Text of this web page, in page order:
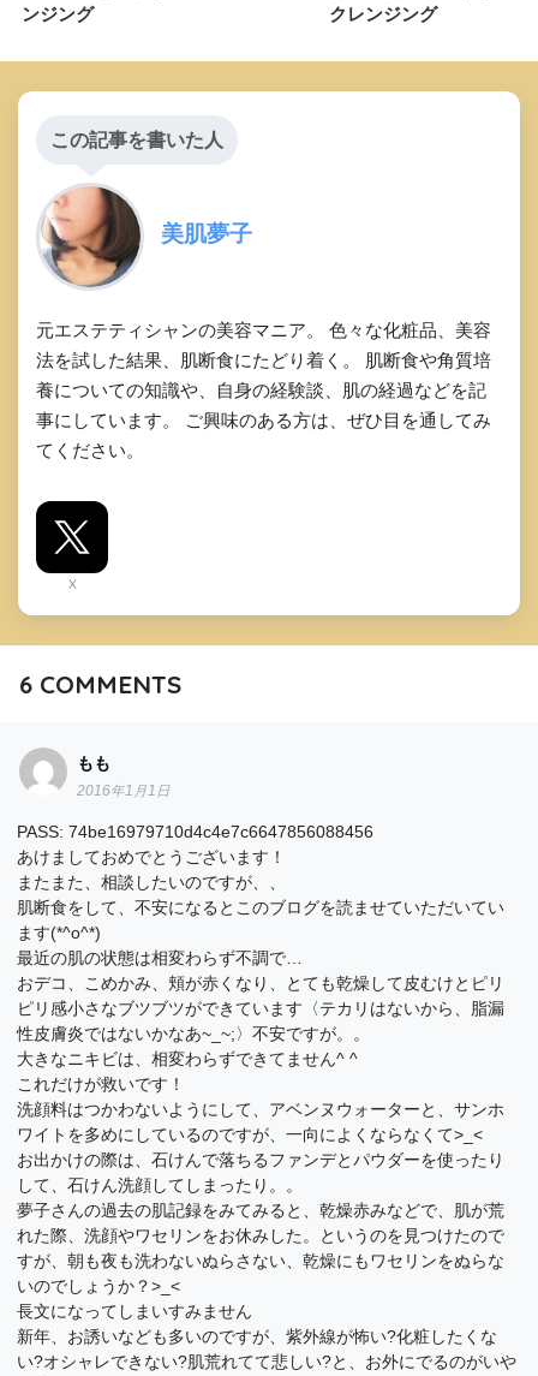
ンジング
クレンジング
この記事を書いた人
美肌夢子
元エステティシャンの美容マニア。 色々な化粧品、美容
法を試した結果、肌断食にたどり着く。 肌断食や角質培
養についての知識や、自身の経験談、肌の経過などを記
事にしています。 ご興味のある方は、ぜひ目を通してみ
てください。
X
6COMMENTS
もも
2016年1月1日
PASS: 74be16979710d4c4e7c6647856088456
あけましておめでとうございます！
またまた、相談したいのですが、、
肌断食をして、不安になるとこのブログを読ませていただいてい
ます(*^o^*)
最近の肌の状態は相変わらず不調で…
おデコ、こめかみ、頬が赤くなり、とても乾燥して皮むけとピリ
ピリ感小さなブツブツができています〈テカリはないから、脂漏
性皮膚炎ではないかなあ~_~;〉不安ですが。。
大きなニキビは、相変わらずできてません^ ^
これだけが救いです！
洗顔料はつかわないようにして、アベンヌウォーターと、サンホ
ワイトを多めにしているのですが、一向によくならなくて>_<
お出かけの際は、石けんで落ちるファンデとパウダーを使ったり
して、石けん洗顔してしまったり。。
夢子さんの過去の肌記録をみてみると、乾燥赤みなどで、肌が荒
れた際、洗顔やワセリンをお休みした。というのを見つけたので
すが、朝も夜も洗わないぬらさない、乾燥にもワセリンをぬらな
いのでしょうか？>_<
長文になってしまいすみません
新年、お誘いなども多いのですが、紫外線が怖い?化粧したくな
い?オシャレできない?肌荒れてて悲しい?と、お外にでるのがいや